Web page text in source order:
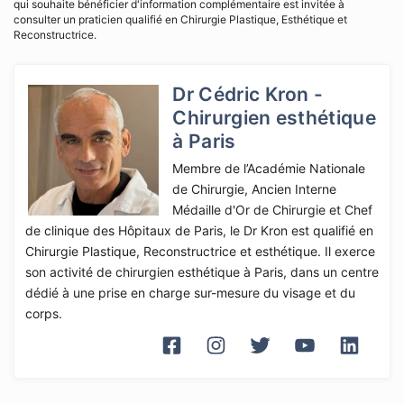
qui souhaite bénéficier d'information complémentaire est invitée à
consulter un praticien qualifié en Chirurgie Plastique, Esthétique et
Reconstructrice.
Dr Cédric Kron -
Chirurgien esthétique
à Paris
Membre de l’Académie Nationale
de Chirurgie, Ancien Interne
Médaille d'Or de Chirurgie et Chef
de clinique des Hôpitaux de Paris, le Dr Kron est qualifié en
Chirurgie Plastique, Reconstructrice et esthétique. Il exerce
son activité de chirurgien esthétique à Paris, dans un centre
dédié à une prise en charge sur-mesure du visage et du
corps.